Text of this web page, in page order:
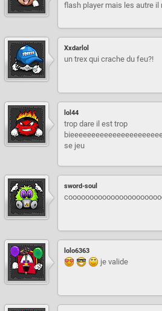
flash player mais les autre il
Xxdarlol
un trex qui crache du feu?!
lol44
trop dare il est trop
se jeu
sword-soul
lolo6363
je valide